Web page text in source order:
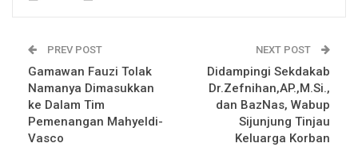
PREV POST
Gamawan Fauzi Tolak
Namanya Dimasukkan
ke Dalam Tim
Pemenangan Mahyeldi-
Vasco
NEXT POST
Didampingi Sekdakab
Dr.Zefnihan,AP.,M.Si.,
dan BazNas, Wabup
Sijunjung Tinjau
Keluarga Korban